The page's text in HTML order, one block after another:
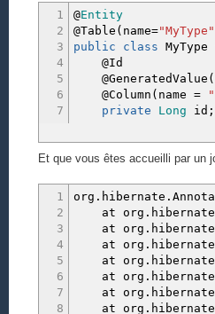
1
2
3
4
5
6
7
@Entity
@Table ( name="MyType"
public
class MyType
@Id
@GeneratedValue (
@Column ( name =
private
Long id ;
Et que vous êtes accueilli par un
1
2
3
4
5
6
7
8
at
at
at
at
at
at
at